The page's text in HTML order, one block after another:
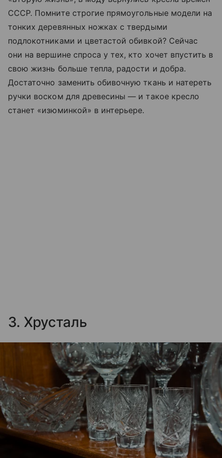
СССР. Помните строгие прямоугольные модели на
тонких деревянных ножках с твердыми
подлокотниками и цветастой обивкой? Сейчас
они на вершине спроса у тех, кто хочет впустить в
свою жизнь больше тепла, радости и добра.
Достаточно заменить обивочную ткань и натереть
ручки воском для древесины — и такое кресло
станет «изюминкой» в интерьере.
3. Хрусталь